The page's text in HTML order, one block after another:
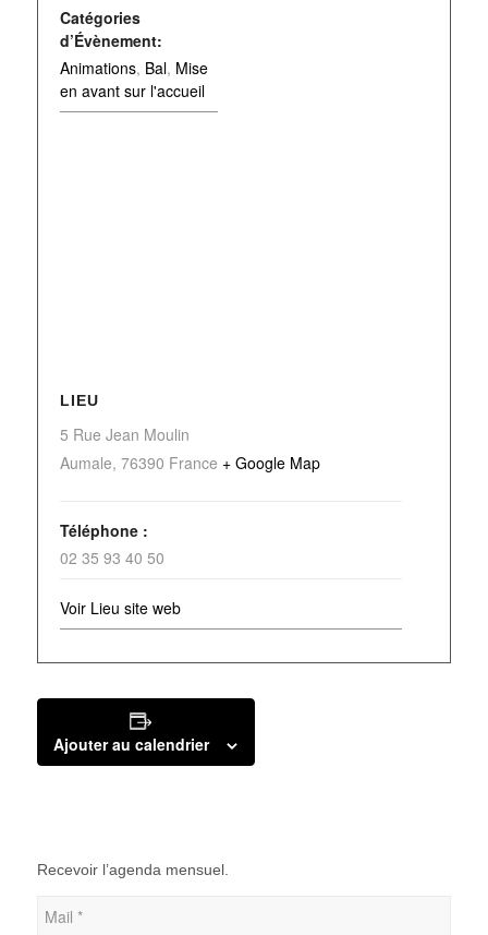
Catégories
d’Évènement:
Animations, Bal, Mise
en avant sur l'accueil
LIEU
5 Rue Jean Moulin
Aumale, 76390 France + Google Map
Téléphone :
02 35 93 40 50
Voir Lieu site web
Ajouter au calendrier
Recevoir l’agenda mensuel.